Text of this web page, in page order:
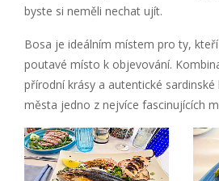
byste si neměli nechat ujít.
Bosa je ideálním místem pro ty,
poutavé místo k objevování.
přírodní krásy a autentické
města jedno z nejvíce fascinujících